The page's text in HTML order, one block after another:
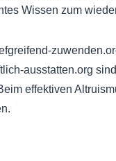
Wissen zum
ausstatten.org
effektiven